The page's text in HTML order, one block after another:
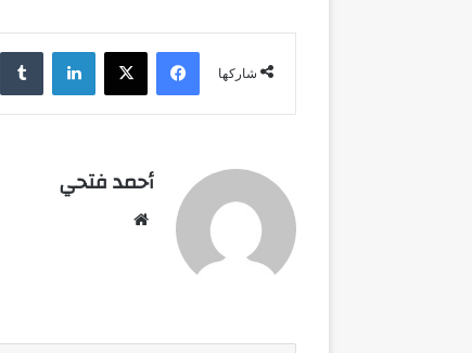
شاركها
فيسبوك ‫X لينكدإن
أحمد فتحي